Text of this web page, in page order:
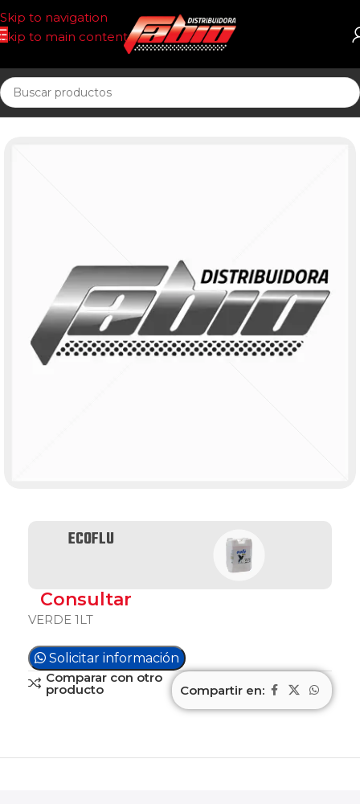
Skip to navigation
Skip to main content
Inicio LIQUIDO
ECOFLU
Consultar
VERDE 1LT
Solicitar información
Comparar con otro
producto Compartir en: